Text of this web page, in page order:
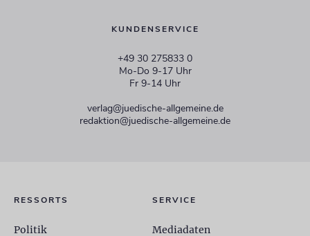
KUNDENSERVICE
+49 30 275833 0
Mo-Do 9-17 Uhr
Fr 9-14 Uhr
verlag@juedische-allgemeine.de
redaktion@juedische-allgemeine.de
RESSORTS
Politik
SERVICE
Mediadaten